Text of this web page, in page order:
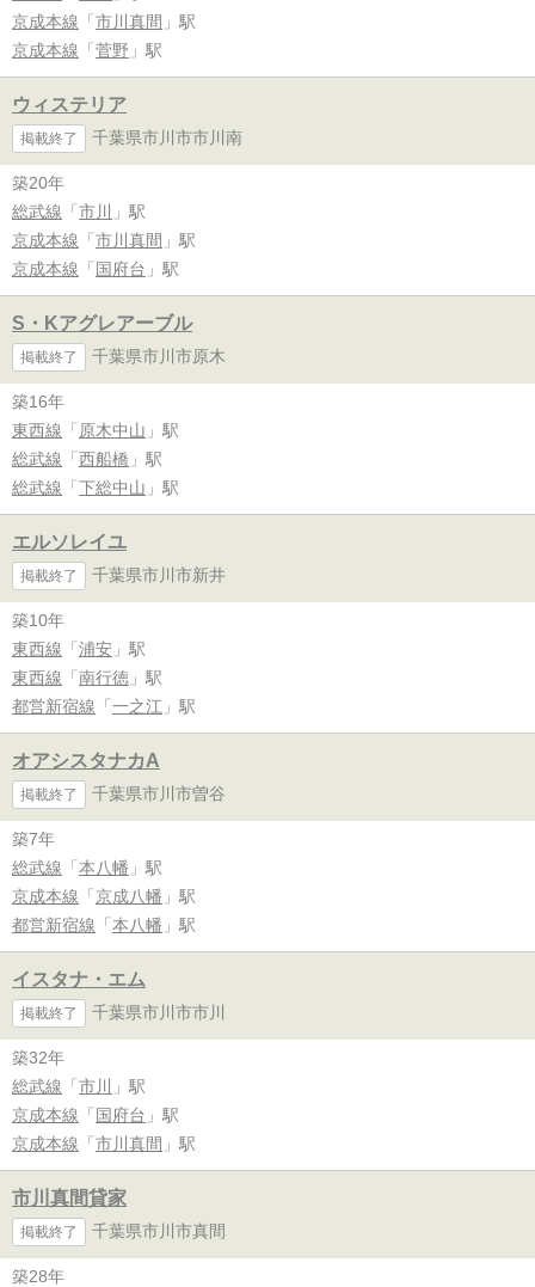
京成本線 「 市川真間 」駅
京成本線 「 菅野 」駅
ウィステリア
掲載終了 千葉県市川市市川南
築20年
総武線 「 市川
」駅
京成本線 「 市川真間 」駅
京成本線 「 国府台 」駅
S・Kアグレアーブル
掲載終了 千葉県市川市原木
築16年
東西線 「 原木中山 」駅
総武線 「 西船橋 」駅
総武線 「 下総中山 」駅
エルソレイユ
掲載終了 千葉県市川市新井
築10年
東西線 「 浦安 」駅
東西線 「 南行徳 」駅
都営新宿線 「 一之江 」駅
オアシスタナカA
掲載終了 千葉県市川市曽谷
築7年
総武線 「 本八幡 」駅
京成本線 「 京成八幡 」駅
都営新宿線 「 本八幡 」駅
イスタナ・エム
掲載終了 千葉県市川市市川
築32年
総武線 「 市川
」駅
京成本線 「 国府台 」駅
京成本線 「 市川真間 」駅
市川真間貸家
掲載終了 千葉県市川市真間
築28年